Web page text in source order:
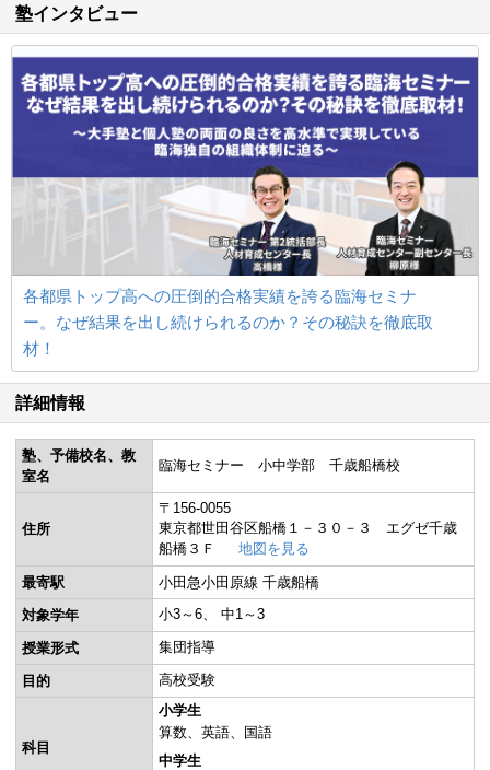
塾インタビュー
各都県トップ高への圧倒的合格実績を誇る臨海セミナ
ー。なぜ結果を出し続けられるのか？その秘訣を徹底取
材！
詳細情報
塾、予備校名、教
室名
臨海セミナー 小中学部 千歳船橋校
住所
〒156-0055
東京都世田谷区船橋１－３０－３ エグゼ千歳
船橋３Ｆ
地図を見る
最寄駅
小田急小田原線 千歳船橋
対象学年
小3～6 中1～3
授業形式 集団指導
目的 高校受験
科目
小学生
算数
英語
国語
中学生